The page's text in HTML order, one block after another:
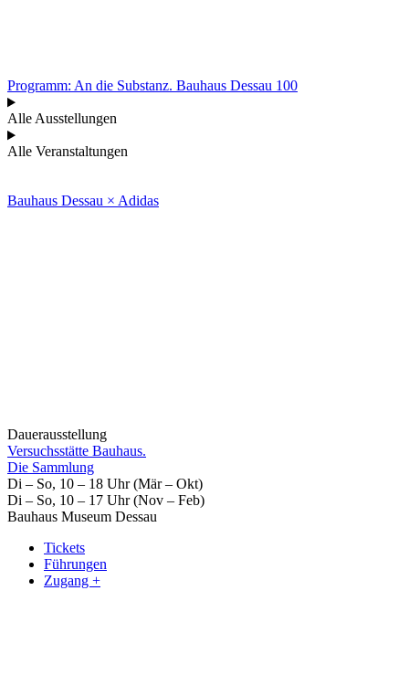
Programm: An die Substanz. Bauhaus Dessau 100
Alle Ausstellungen
Alle Veranstaltungen
Bauhaus Dessau × Adidas
Dauerausstellung
Versuchsstätte Bauhaus.
Die Sammlung
Di – So, 10 – 18 Uhr (Mär – Okt)
Di – So, 10 – 17 Uhr (Nov – Feb)
Bauhaus Museum Dessau
Tickets
Führungen
Zugang +